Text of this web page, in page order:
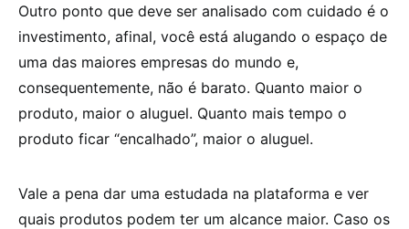
Outro ponto que deve ser analisado com cuidado é o
investimento, afinal, você está alugando o espaço de
uma das maiores empresas do mundo e,
consequentemente, não é barato. Quanto maior o
produto, maior o aluguel. Quanto mais tempo o
produto ficar “encalhado”, maior o aluguel.
Vale a pena dar uma estudada na plataforma e ver
quais produtos podem ter um alcance maior. Caso os